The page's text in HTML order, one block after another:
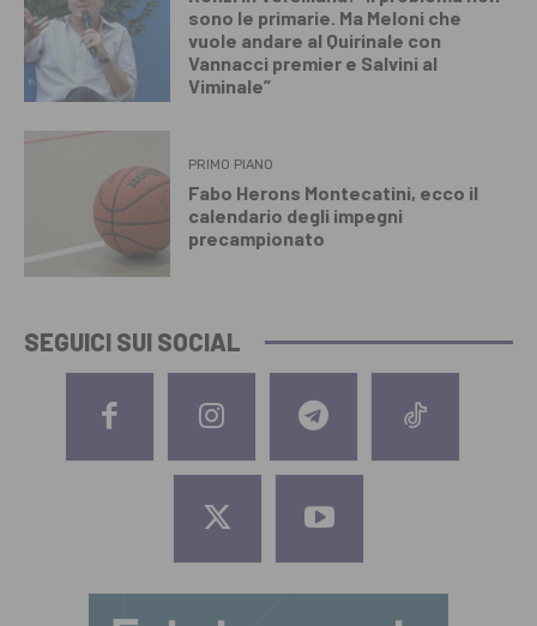
sono le primarie. Ma Meloni che
vuole andare al Quirinale con
Vannacci premier e Salvini al
Viminale”
PRIMO PIANO
Fabo Herons Montecatini, ecco il
calendario degli impegni
precampionato
SEGUICI SUI SOCIAL